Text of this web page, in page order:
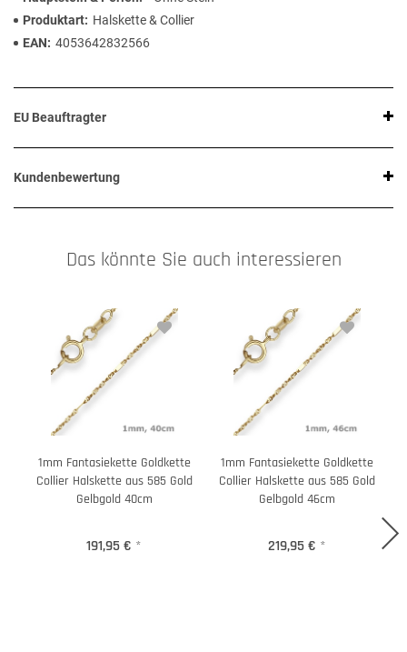
Produktart
Halskette & Collier
EAN
4053642832566
EU Beauftragter
Kundenbewertung
Das könnte Sie auch interessieren
1mm Fantasiekette Goldkette
Collier Halskette aus 585 Gold
Gelbgold 40cm
191,95 € *
1mm Fantasiekette Goldkette
Collier Halskette aus 585 Gold
Gelbgold 46cm
219,95 € *